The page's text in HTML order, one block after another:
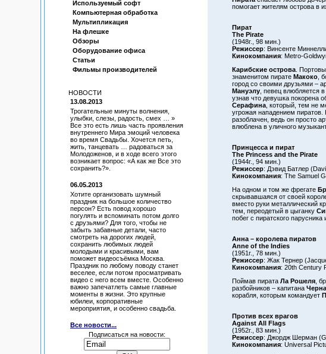
Используемый софт
Компьютерная обработка
Мультипликация
На флешке
Обзоры
Оборудование офиса
Статьи
Фильмы производителей
НОВОСТИ
13.08.2013
Трогательные минуты волнения,
улыбки, слезы, радость, смех … »
Все это есть лишь часть проявления
внутреннего Мира эмоций человека
во время Свадьбы. Хочется петь,
жить, танцевать … радоваться за
Молодоженов, и в ходе всего этого
возникает вопрос: «А как же Все это
сохранить?».
06.05.2013
Хотите организовать шумный
праздник на большое количество
персон? Есть повод хорошо
погулять и вспоминать потом долго
с друзьями? Для того, чтобы не
забыть забавные детали, часто
смотреть на дорогих людей,
сохранить любимых людей
молодыми и красивыми, вам
поможет видеосъёмка Москва.
Праздник по любому поводу станет
веселее, если потом просматривать
видео с него всем вместе. Особенно
важно запечатлеть самые главные
моменты в жизни. Это крупные
юбилеи, корпоративные
мероприятия, и особенно свадьба.
Все новости...
Подписаться на новости:
помогает жителям острова в
Пират
The Pirate
(1948г., 98 мин.)
Режиссер: Винсенте
Кинокомпания: Metro-
Карибские острова.
знаменитом пиратеМакоко,
город со своими друзьями –
Мануэлу, певец влюбляется
узнав что девушка покорена
Серафина, который, тем не
угрожая нападением
разоблачен, ведь он просто
влюблена в уличного
Принцесса и пират
The Princess and the Pirate
(1944г., 94 мин.)
Режиссер: Дэвид Батлер
Кинокомпания: The Samuel
На одном и том же фрегате
скрывавшаяся от своей
вместо руки металлический
тем, переодетый в цыганку
побег с пиратского
Анна – королева пиратов
Anne of the Indies
(1951г., 78 мин.)
Режиссер: Жак Тернер
Кинокомпания: 20th Century
Поймав пирата Ла Рошеля,
разбойников – капитана
корабля, которым командует
Против всех врагов
Against All Flags
(1952г., 83 мин.)
Режиссер: Джордж Шерман
Кинокомпания: Universal